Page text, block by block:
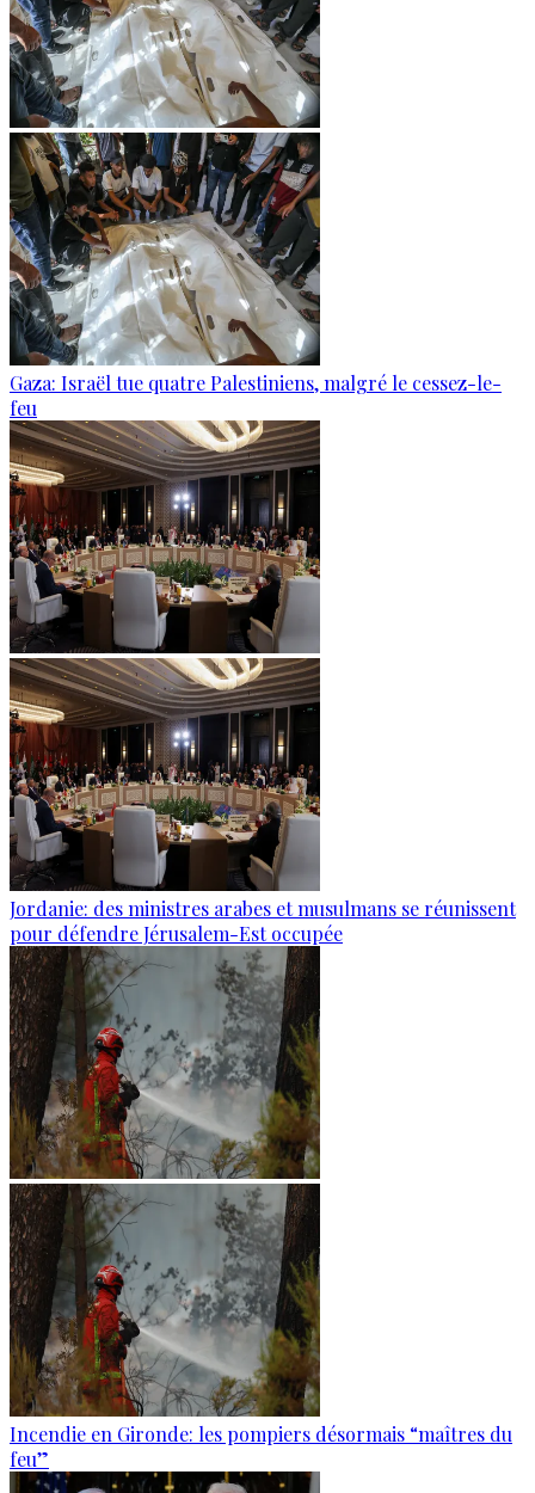
Gaza: Israël tue quatre Palestiniens, malgré le cessez-le-
feu
Jordanie: des ministres arabes et musulmans se réunissent
pour défendre Jérusalem-Est occupée
Incendie en Gironde: les pompiers désormais “maîtres du
feu”